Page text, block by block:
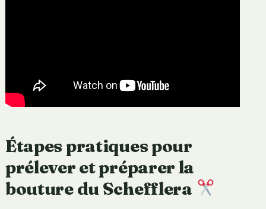
Étapes pratiques pour
prélever et préparer la
bouture du Schefflera